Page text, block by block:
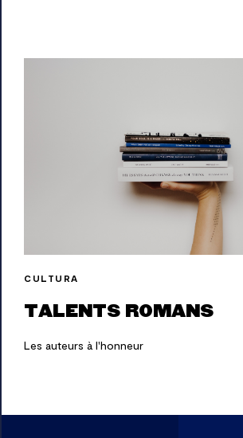
CULTURA
TALENTS ROMANS
Les auteurs à l'honneur